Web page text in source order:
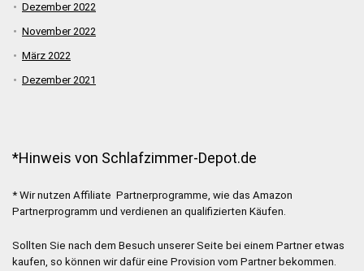
Dezember 2022
November 2022
März 2022
Dezember 2021
*Hinweis von Schlafzimmer-Depot.de
* Wir nutzen Affiliate Partnerprogramme, wie das Amazon
Partnerprogramm und verdienen an qualifizierten Käufen.
Sollten Sie nach dem Besuch unserer Seite bei einem Partner etwas
kaufen, so können wir dafür eine Provision vom Partner bekommen.